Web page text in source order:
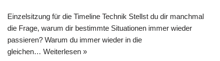
Einzelsitzung für die Timeline Technik Stellst du dir manchmal
die Frage, warum dir bestimmte Situationen immer wieder
passieren? Warum du immer wieder in die
gleichen… Weiterlesen »